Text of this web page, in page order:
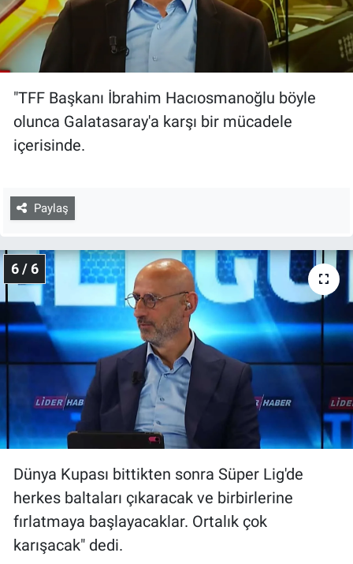
"TFF Başkanı İbrahim Hacıosmanoğlu böyle
olunca Galatasaray'a karşı bir mücadele
içerisinde.
Paylaş
6 / 6
Dünya Kupası bittikten sonra Süper Lig'de
herkes baltaları çıkaracak ve birbirlerine
fırlatmaya başlayacaklar. Ortalık çok
karışacak" dedi.